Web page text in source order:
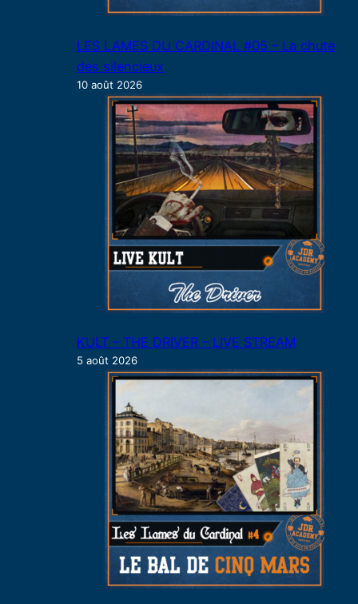
LES LAMES DU CARDINAL #05 – La chute
des silencieux
10 août 2026
KULT – THE DRIVER – LIVE STREAM
5 août 2026